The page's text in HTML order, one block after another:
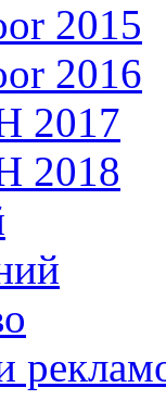
2015
2016
2017
2018